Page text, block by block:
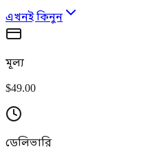
এখনই কিনুন
মূল্য
$49.00
ডেলিভারি